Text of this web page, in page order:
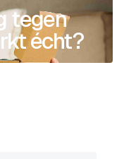
tegen
écht?